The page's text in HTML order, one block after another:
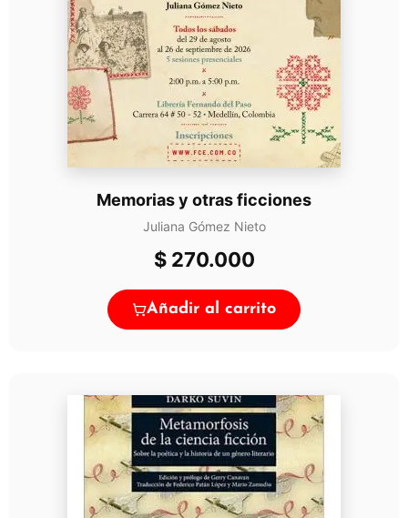
Memorias y otras ficciones
Juliana Gómez Nieto
$270.000
Añadir al carrito